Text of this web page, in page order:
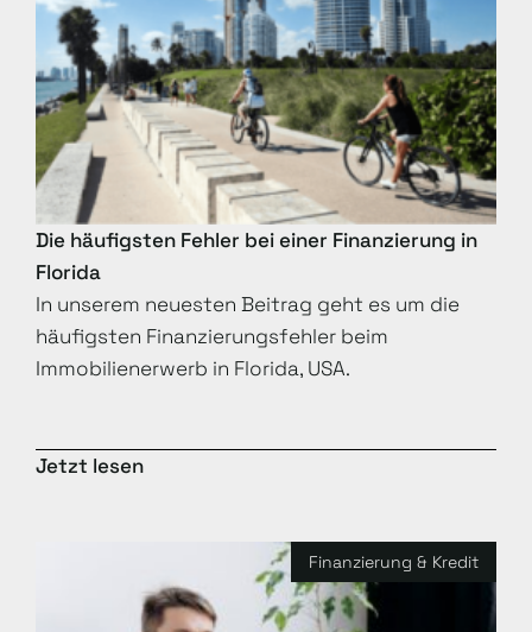
Die häufigsten Fehler bei einer Finanzierung in
Florida
In unserem neuesten Beitrag geht es um die
häufigsten Finanzierungsfehler beim
Immobilienerwerb in Florida, USA.
Jetzt lesen
Finanzierung & Kredit